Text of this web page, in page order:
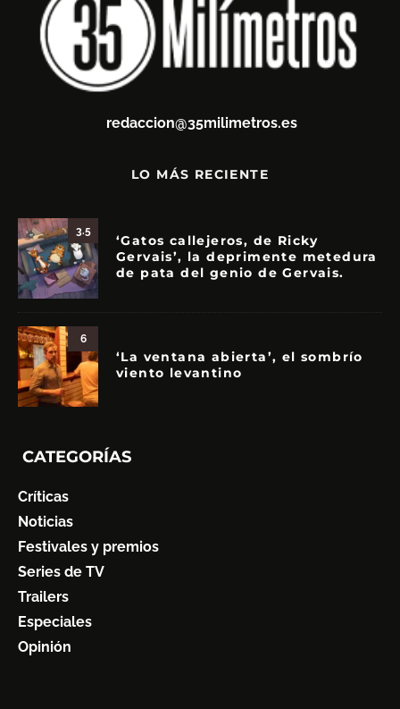
redaccion@35milimetros.es
LO MÁS RECIENTE
3.5
‘Gatos callejeros, de Ricky
Gervais’, la deprimente metedura
de pata del genio de Gervais.
6
‘La ventana abierta’, el sombrío
viento levantino
CATEGORÍAS
Críticas
Noticias
Festivales y premios
Series de TV
Trailers
Especiales
Opinión